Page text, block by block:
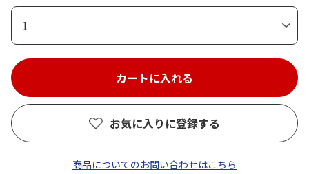
1
お気に入りに登録する
商品についてのお問い合わせはこちら